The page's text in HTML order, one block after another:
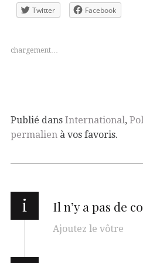
Twitter Facebook
chargement…
Publié dans International,
permalien à vos favoris.
i Il n’y a pas de
Ajoutez le vôtre